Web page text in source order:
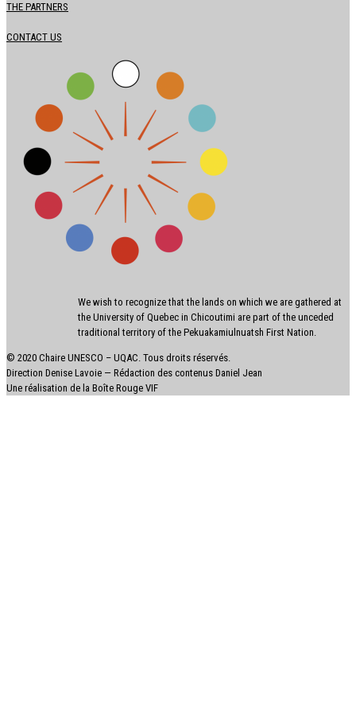
THE PARTNERS
CONTACT US
We wish to recognize that the lands on which we are gathered at
the University of Quebec in Chicoutimi are part of the unceded
traditional territory of the Pekuakamiulnuatsh First Nation.
© 2020 Chaire UNESCO – UQAC. Tous droits réservés.
Direction Denise Lavoie — Rédaction des contenus Daniel Jean
Une réalisation de la Boîte Rouge VIF